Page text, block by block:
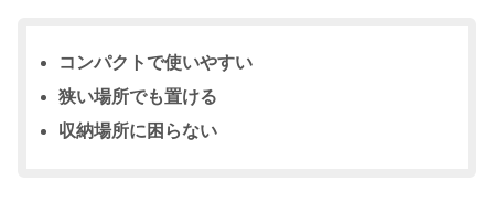
コンパクトで使いやすい
狭い場所でも置ける
収納場所に困らない